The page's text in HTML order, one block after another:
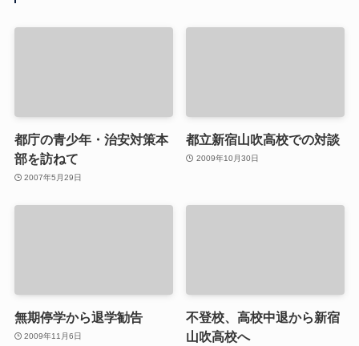
都庁の青少年・治安対策本
部を訪ねて
2007年5月29日
都立新宿山吹高校での対談
2009年10月30日
無期停学から退学勧告
2009年11月6日
不登校、高校中退から新宿
山吹高校へ